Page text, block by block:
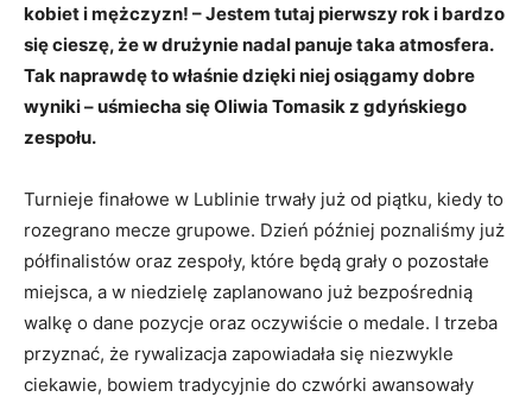
kobiet i mężczyzn! – Jestem tutaj pierwszy rok i bardzo
się cieszę, że w drużynie nadal panuje taka atmosfera.
Tak naprawdę to właśnie dzięki niej osiągamy dobre
wyniki – uśmiecha się Oliwia Tomasik z gdyńskiego
zespołu.
Turnieje finałowe w Lublinie trwały już od piątku, kiedy to
rozegrano mecze grupowe. Dzień później poznaliśmy już
półfinalistów oraz zespoły, które będą grały o pozostałe
miejsca, a w niedzielę zaplanowano już bezpośrednią
walkę o dane pozycje oraz oczywiście o medale. I trzeba
przyznać, że rywalizacja zapowiadała się niezwykle
ciekawie, bowiem tradycyjnie do czwórki awansowały